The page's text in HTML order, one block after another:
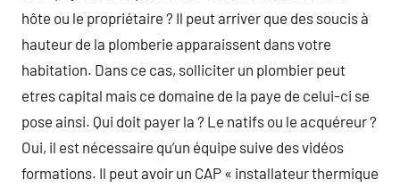
hôte ou le propriétaire ? Il peut arriver que des soucis à
hauteur de la plomberie apparaissent dans votre
habitation. Dans ce cas, solliciter un plombier peut
etres capital mais ce domaine de la paye de celui-ci se
pose ainsi. Qui doit payer la ? Le natifs ou le acquéreur ?
Oui, il est nécessaire qu’un équipe suive des vidéos
formations. Il peut avoir un CAP « installateur thermique